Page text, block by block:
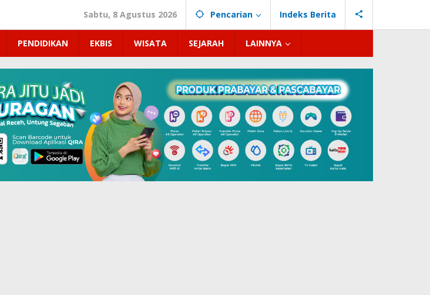
Sabtu, 8 Agustus 2026 Pencarian Indeks Berita
PENDIDIKAN EKBIS WISATA SEJARAH LAINNYA